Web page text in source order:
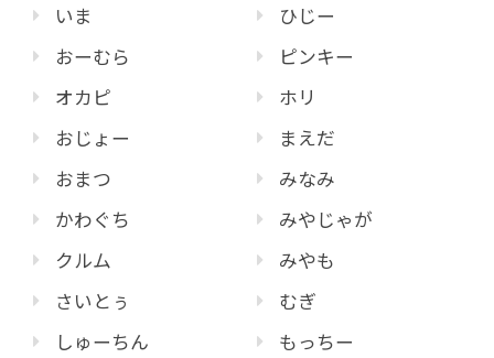
いま
おーむら
オカピ
おじょー
おまつ
かわぐち
クルム
さいとぅ
しゅーちん
ひじー
ピンキー
ホリ
まえだ
みなみ
みやじゃが
みやも
むぎ
もっちー